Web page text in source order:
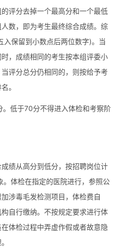
评分去掉一个最高分和一个最低
数，即为考生最终综合成绩。综
入保留到小数点后两位数字)。当
，成绩相同的考生按本组评委小
评分总分仍相同的，则按给予考
。
低于70分不得进入体检和考察阶
绩从高分到低分，按招聘岗位计
。体检在指定的医院进行，参照公
涉毒毛发检测项目，体检费自
自行缴纳。不按规定要求进行体
体检过程中弄虚作假或者故意隐